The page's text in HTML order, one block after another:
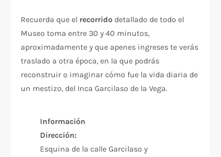
Recuerda que el recorrido detallado de todo el
Museo toma entre 30 y 40 minutos,
aproximadamente y que apenes ingreses te verás
traslado a otra época, en la que podrás
reconstruir o imaginar cómo fue la vida diaria de
un mestizo, del Inca Garcilaso de la Vega.
Información
Dirección:
Esquina de la calle Garcilaso y